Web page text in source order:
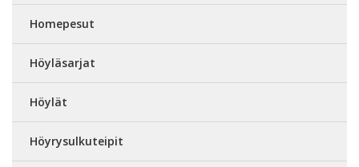
Homepesut
Höyläsarjat
Höylät
Höyrysulkuteipit